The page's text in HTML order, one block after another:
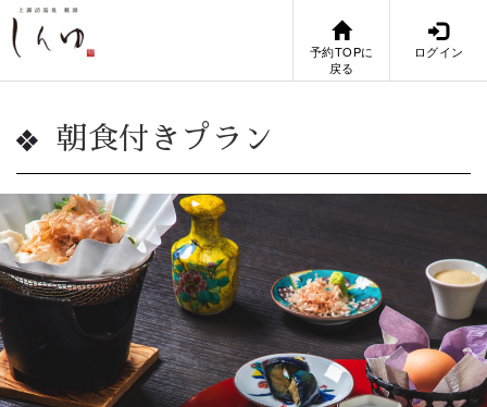
予約TOPに
戻る
ログイン
朝食付きプラン